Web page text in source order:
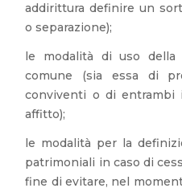
addirittura definire un
o separazione);
le modalità di uso della
comune (sia essa di
conviventi o di entrambi
affitto);
le modalità per la
patrimoniali in caso di
fine di evitare, nel